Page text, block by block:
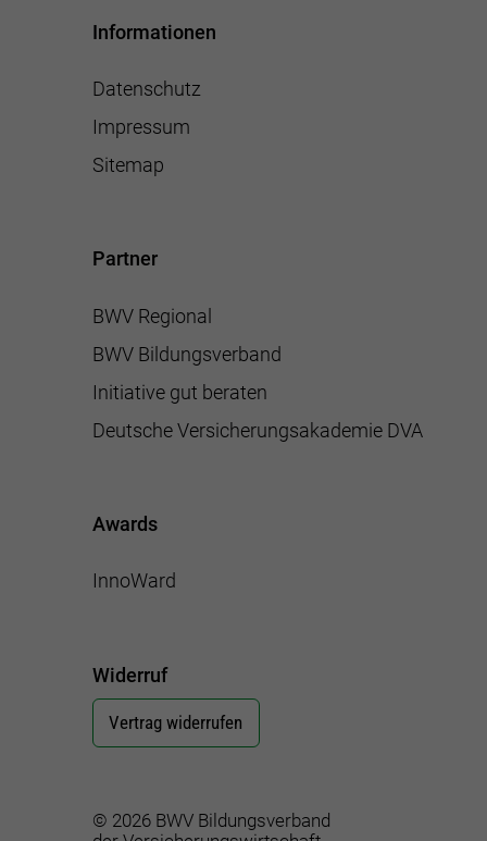
Informationen
Datenschutz
Impressum
Sitemap
Partner
BWV Regional
BWV Bildungsverband
Initiative gut beraten
Deutsche Versicherungsakademie DVA
Awards
InnoWard
Widerruf
Vertrag widerrufen
© 2026 BWV Bildungsverband